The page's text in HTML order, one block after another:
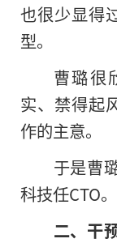
也很少显得
型。
曹璐很
实、禁得起
作的主意。
于是曹
科技任CTO。
二、干